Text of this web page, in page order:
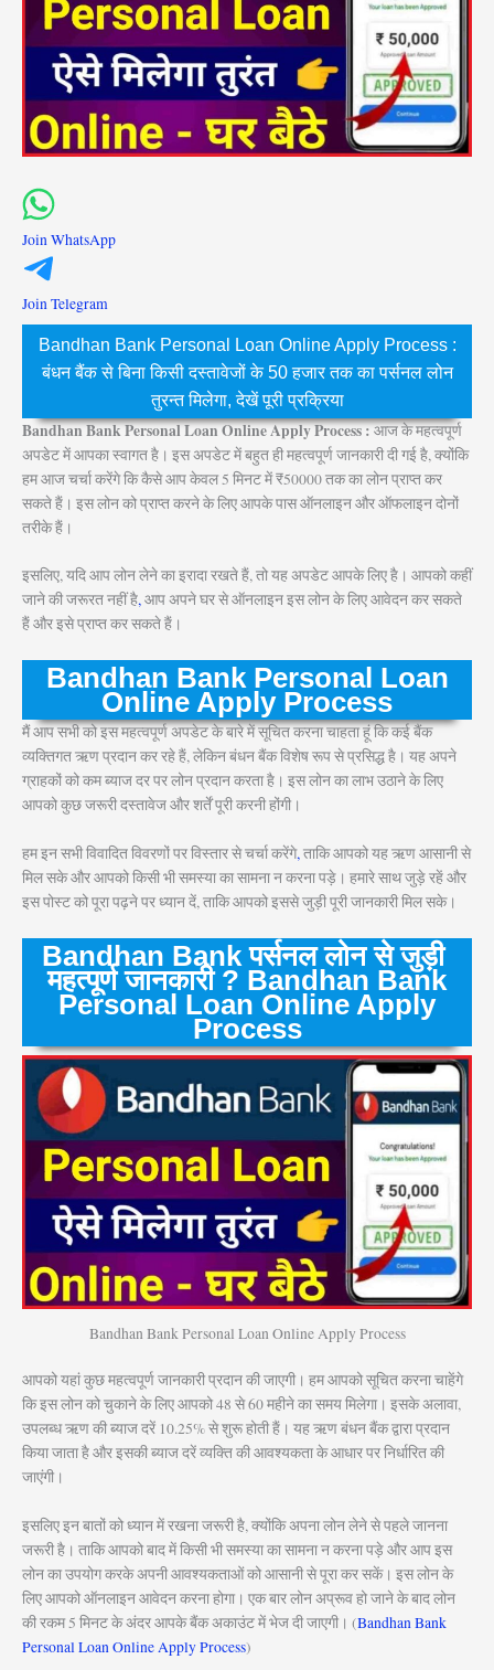
Join WhatsApp
Join Telegram
Bandhan Bank Personal Loan Online Apply Process :
बंधन बैंक से बिना किसी दस्तावेजों के 50 हजार तक का पर्सनल लोन
तुरन्त मिलेगा, देखें पूरी प्रक्रिया
Bandhan Bank Personal Loan Online Apply Process :आज के महत्वपूर्ण
अपडेट में आपका स्वागत है। इस अपडेट में बहुत ही महत्वपूर्ण जानकारी दी गई है, क्योंकि
हम आज चर्चा करेंगे कि कैसे आप केवल 5 मिनट में ₹50000 तक का लोन प्राप्त कर
सकते हैं। इस लोन को प्राप्त करने के लिए आपके पास ऑनलाइन और ऑफलाइन दोनों
तरीके हैं।
इसलिए, यदि आप लोन लेने का इरादा रखते हैं, तो यह अपडेट आपके लिए है। आपको कहीं
जाने की जरूरत नहीं है,आप अपने घर से ऑनलाइन इस लोन के लिए आवेदन कर सकते
हैं और इसे प्राप्त कर सकते हैं।
Bandhan Bank Personal Loan
Online Apply Process
मैं आप सभी को इस महत्वपूर्ण अपडेट के बारे में सूचित करना चाहता हूं कि कई बैंक
व्यक्तिगत ऋण प्रदान कर रहे हैं, लेकिन बंधन बैंक विशेष रूप से प्रसिद्ध है। यह अपने
ग्राहकों को कम ब्याज दर पर लोन प्रदान करता है। इस लोन का लाभ उठाने के लिए
आपको कुछ जरूरी दस्तावेज और शर्तें पूरी करनी होंगी।
हम इन सभी विवादित विवरणों पर विस्तार से चर्चा करेंगे,ताकि आपको यह ऋण आसानी से
मिल सके और आपको किसी भी समस्या का सामना न करना पड़े। हमारे साथ जुड़े रहें और
इस पोस्ट को पूरा पढ़ने पर ध्यान दें, ताकि आपको इससे जुड़ी पूरी जानकारी मिल सके।
Bandhan Bank पर्सनल लोन से जुड़ी
महत्पूर्ण जानकारी ? Bandhan Bank
Personal Loan Online Apply
Process
Bandhan Bank Personal Loan Online Apply Process
आपको यहां कुछ महत्वपूर्ण जानकारी प्रदान की जाएगी। हम आपको सूचित करना चाहेंगे
कि इस लोन को चुकाने के लिए आपको 48 से 60 महीने का समय मिलेगा। इसके अलावा,
उपलब्ध ऋण की ब्याज दरें 10.25% से शुरू होती हैं। यह ऋण बंधन बैंक द्वारा प्रदान
किया जाता है और इसकी ब्याज दरें व्यक्ति की आवश्यकता के आधार पर निर्धारित की
जाएंगी।
इसलिए इन बातों को ध्यान में रखना जरूरी है, क्योंकि अपना लोन लेने से पहले जानना
जरूरी है। ताकि आपको बाद में किसी भी समस्या का सामना न करना पड़े और आप इस
लोन का उपयोग करके अपनी आवश्यकताओं को आसानी से पूरा कर सकें। इस लोन के
लिए आपको ऑनलाइन आवेदन करना होगा। एक बार लोन अप्रूव हो जाने के बाद लोन
की रकम 5 मिनट के अंदर आपके बैंक अकाउंट में भेज दी जाएगी। (Bandhan Bank
Personal Loan Online Apply Process)